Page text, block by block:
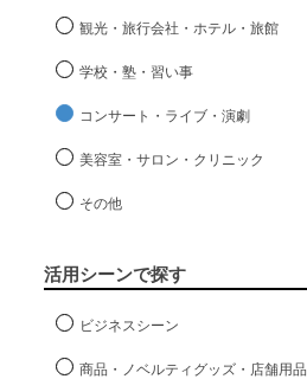
観光・旅行会社・ホテル・旅館
学校・塾・習い事
コンサート・ライブ・演劇
美容室・サロン・クリニック
その他
活用シーンで探す
ビジネスシーン
商品・ノベルティグッズ・店舗用品